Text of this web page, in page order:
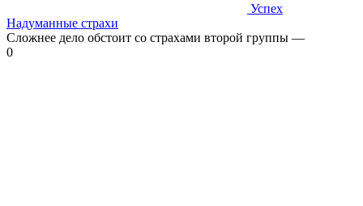
Успех
Надуманные страхи
Сложнее дело обстоит со страхами второй группы —
0